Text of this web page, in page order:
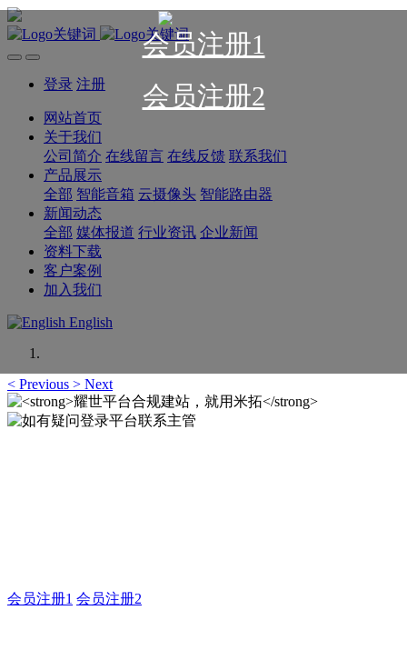
会员注册1
会员注册2
登录 注册
网站首页
关于我们
公司简介 在线留言 在线反馈 联系我们
产品展示
全部 智能音箱 云摄像头 智能路由器
新闻动态
全部 媒体报道 行业资讯 企业新闻
资料下载
客户案例
加入我们
English
< Previous > Next
会员注册1 会员注册2